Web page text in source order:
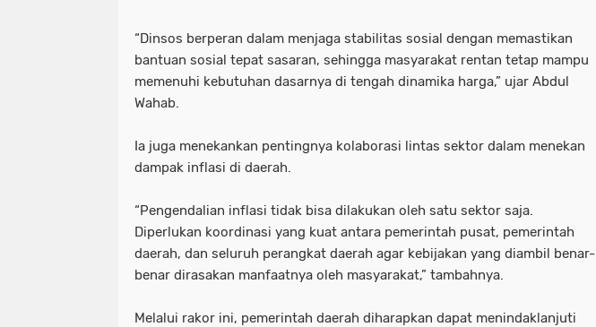
“Dinsos berperan dalam menjaga stabilitas sosial dengan memastikan
bantuan sosial tepat sasaran, sehingga masyarakat rentan tetap mampu
memenuhi kebutuhan dasarnya di tengah dinamika harga,” ujar Abdul
Wahab.
Ia juga menekankan pentingnya kolaborasi lintas sektor dalam menekan
dampak inflasi di daerah.
“Pengendalian inflasi tidak bisa dilakukan oleh satu sektor saja.
Diperlukan koordinasi yang kuat antara pemerintah pusat, pemerintah
daerah, dan seluruh perangkat daerah agar kebijakan yang diambil benar-
benar dirasakan manfaatnya oleh masyarakat,” tambahnya.
Melalui rakor ini, pemerintah daerah diharapkan dapat menindaklanjuti